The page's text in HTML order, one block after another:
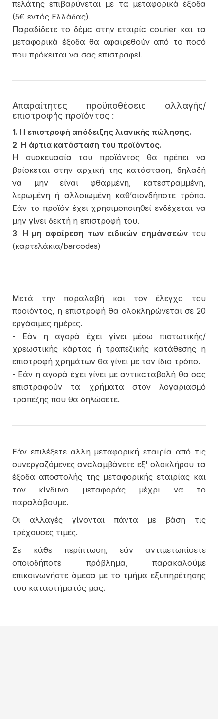
πελάτης επιβαρύνεται με τα μεταφορικά έξοδα
(5€ εντός Ελλάδας).
Παραδίδετε το δέμα στην εταιρία courier και τα
μεταφορικά έξοδα θα αφαιρεθούν από το ποσό
που πρόκειται να σας επιστραφεί.
Απαραίτητες προϋποθέσεις αλλαγής/
επιστροφής προϊόντος :
1. Η επιστροφή απόδειξης λιανικής πώλησης.
2. Η άρτια κατάσταση του προϊόντος.
Η συσκευασία του προϊόντος θα πρέπει να
βρίσκεται στην αρχική της κατάσταση, δηλαδή
να μην είναι φθαρμένη, κατεστραμμένη,
λερωμένη ή αλλοιωμένη καθ’οιονδήποτε τρόπο.
Εάν το προϊόν έχει χρησιμοποιηθεί ενδέχεται να
μην γίνει δεκτή η επιστροφή του.
3. Η μη αφαίρεση των ειδικών σημάνσεώvτου
(καρτελάκια/barcodes)
Μετά την παραλαβή και τον έλεγχο του
προϊόντος, η επιστροφή θα ολοκληρώνεται σε 20
εργάσιμες ημέρες.
- Εάν η αγορά έχει γίνει μέσω πιστωτικής/
χρεωστικής κάρτας ή τραπεζικής κατάθεσης η
επιστροφή χρημάτων θα γίνει με τον ίδιο τρόπο.
- Εάν η αγορά έχει γίνει με αντικαταβολή θα σας
επιστραφούν τα χρήματα στον λογαριασμό
τραπέζης που θα δηλώσετε.
Εάν επιλέξετε άλλη μεταφορική εταιρία από τις
συνεργαζόμενες αναλαμβάνετε εξ' ολοκλήρου τα
έξοδα αποστολής της μεταφορικής εταιρίας και
τον κίνδυνο μεταφοράς μέχρι να το
παραλάβουμε.
Οι αλλαγές γίνονται πάντα με βάση τις
τρέχουσες τιμές.
Σε κάθε περίπτωση, εάν αντιμετωπίσετε
οποιοδήποτε πρόβλημα, παρακαλούμε
επικοινωνήστε άμεσα με το τμήμα εξυπηρέτησης
του καταστήματός μας.